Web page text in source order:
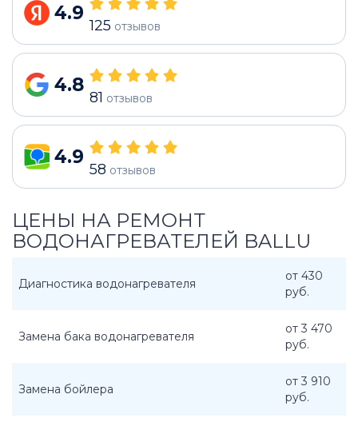
4.9
125 отзывов
4.8
81 отзывов
4.9
58 отзывов
ЦЕНЫ НА РЕМОНТ
ВОДОНАГРЕВАТЕЛЕЙ BALLU
Диагностика водонагревателя
от 430
руб.
Замена бака водонагревателя
от 3 470
руб.
Замена бойлера
от 3 910
руб.